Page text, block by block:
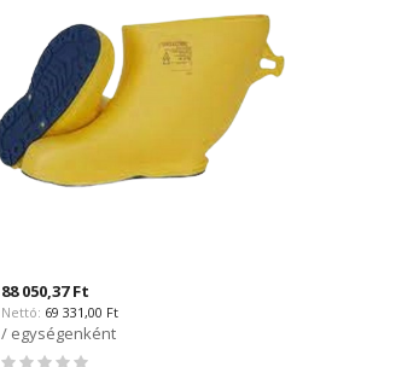
88 050,37 Ft
69 331,00 Ft
/ egységenként
Rating: